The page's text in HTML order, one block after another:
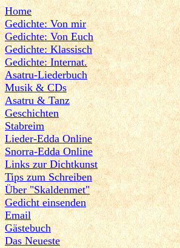
Home
Gedichte: Von mir
Gedichte: Von Euch
Gedichte: Klassisch
Gedichte: Internat.
Asatru-Liederbuch
Musik & CDs
Asatru & Tanz
Geschichten
Stabreim
Lieder-Edda Online
Snorra-Edda Online
Links zur Dichtkunst
Tips zum Schreiben
Über "Skaldenmet"
Gedicht einsenden
Email
Gästebuch
Das Neueste